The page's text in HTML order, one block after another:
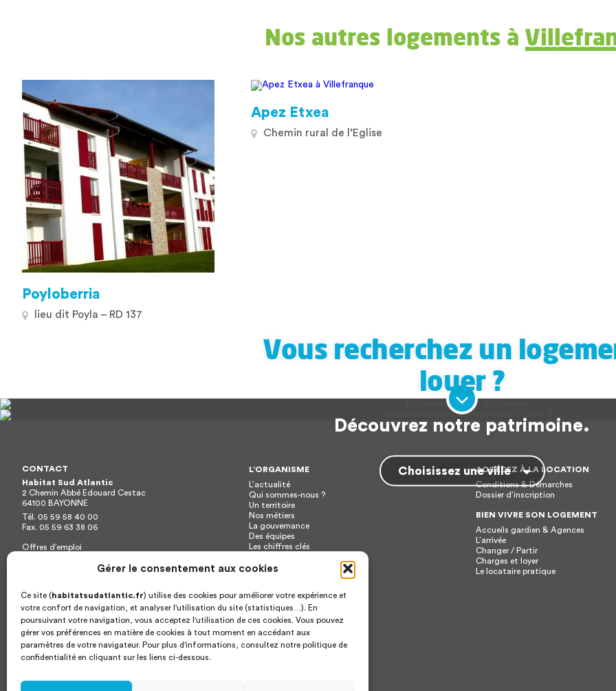
Gérer le consentement aux cookies
Ce site (habitatsudatlantic.fr) utilise des cookies pour améliorer votre expérience et
votre confort de navigation, et analyser l'utilisation du site (statistiques…). En
poursuivant votre navigation, vous acceptez l'utilisation de ces cookies. Vous pouvez
gérer vos préférences en matière de cookies à tout moment en accédant aux
paramètres de votre navigateur. Pour plus d'informations, consultez notre politique de
confidentialité en cliquant sur les liens ci-dessous.
Nos autres logements à
Poyloberria
lieu dit Poyla – RD 137
Apez Etxea
Chemin rural de l’Eglise
Vous recherchez un
louer ?
Découvrez notre patrimoine.
Choisissez une ville
L’ORGANISME
L’actualité
Qui sommes-nous ?
Un territoire
Nos métiers
La gouvernance
Des équipes
Les chiffres clés
ACCÉDEZ À LA LOCATION
Conditions & Démarches
Dossier d’inscription
BIEN VIVRE SON LOGEMENT
Accueils gardien & Agences
L’arrivée
Changer / Partir
Charges et loyer
Le locataire pratique
CONTACT
Habitat Sud Atlantic
2 Chemin Abbé Edouard Cestac
64100 BAYONNE
Tél. 05 59 58 40 00
Fax. 05 59 63 38 06
Offres d’emploi
Documents administratifs